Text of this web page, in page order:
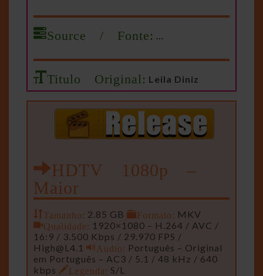
Source / Fonte: …
Titulo Original: Leila Diniz
HDTV 1080p –
Maior
Tamanho: 2.85 GB Formato: MKV
Qualidade: 1920×1080 – H.264 / AVC /
16:9 / 3.500 Kbps / 29.970 FPS /
High@L4.1
Audio: Português – Original
em Português – AC3 / 5.1 / 48 kHz / 640
kbps
Legenda: S/L